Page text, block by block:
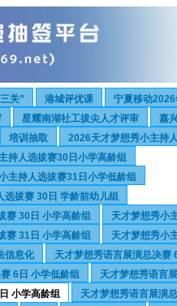
关” 港城评优课
宁夏移动
星耀南湖社工拔尖人才评审
嘉
培训抽取
2026天才梦想秀小主持
持人选拔赛30日小学高龄组
主持人选拔赛31日小学低龄组
选拔赛 30日 学龄前幼儿组
赛 30日 小学高龄组
天才梦想秀小
赛 31日 小学高龄组
天才梦想秀小
信息化
天才梦想秀语言展演总决赛
6日 小学低龄组
天才梦想秀语言
小学高龄组
天才梦想秀语言展演